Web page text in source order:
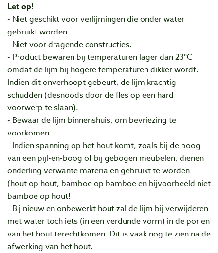
Let op!
- Niet geschikt voor verlijmingen die onder water
gebruikt worden.
- Niet voor dragende constructies.
- Product bewaren bij temperaturen lager dan 23°C
omdat de lijm bij hogere temperaturen dikker wordt.
Indien dit onverhoopt gebeurt, de lijm krachtig
schudden (desnoods door de fles op een hard
voorwerp te slaan).
- Bewaar de lijm binnenshuis, om bevriezing te
voorkomen.
- Indien spanning op het hout komt, zoals bij de boog
van een pijl-en-boog of bij gebogen meubelen, dienen
onderling verwante materialen gebruikt te worden
(hout op hout, bamboe op bamboe en bijvoorbeeld niet
bamboe op hout!
- Bij nieuw en onbewerkt hout zal de lijm bij verwijderen
met water toch iets (in een verdunde vorm) in de poriën
van het hout terechtkomen. Dit is vaak nog te zien na de
afwerking van het hout.